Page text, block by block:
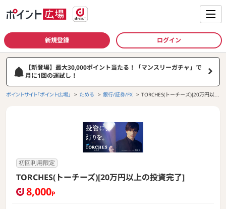
新規登録 ログイン
【新登場】最大30,000ポイント当たる！「マンスリーガチャ」で
月に1回の運試し！
ポイントサイト「ポイント広場」 ためる 銀行/証券/FX
TORCHES(トーチーズ)[20万円以上
初回利用限定
TORCHES(トーチーズ)[20万円以上の投資完了]
8,000P